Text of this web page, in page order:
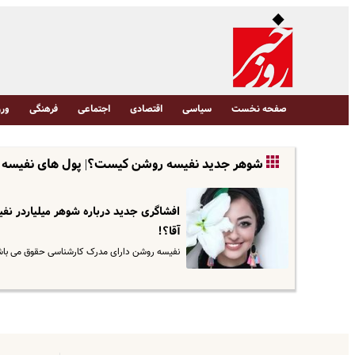
صفحه نخست سیاسی اقتصادی اجتماعی فرهنگی
شوهر جدید نفیسه روشن کیست؟| پول های
افشاگری جدید درباره شوهر
آقا؟!
نفیسه روشن دارای مدرک کارشناسی حقوق می